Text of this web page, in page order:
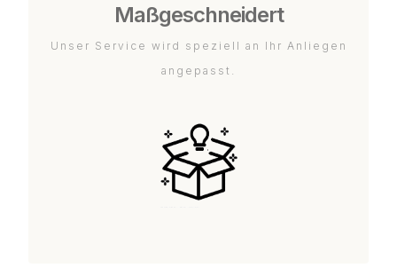
Maßgeschneidert
Unser Service wird speziell an Ihr Anliegen
angepasst.